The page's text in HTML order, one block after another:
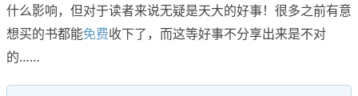
什么影响，但对于读者来说无疑是天大的好事！很多之前有意
想买的书都能免费收下了，而这等好事不分享出来是不对
的……